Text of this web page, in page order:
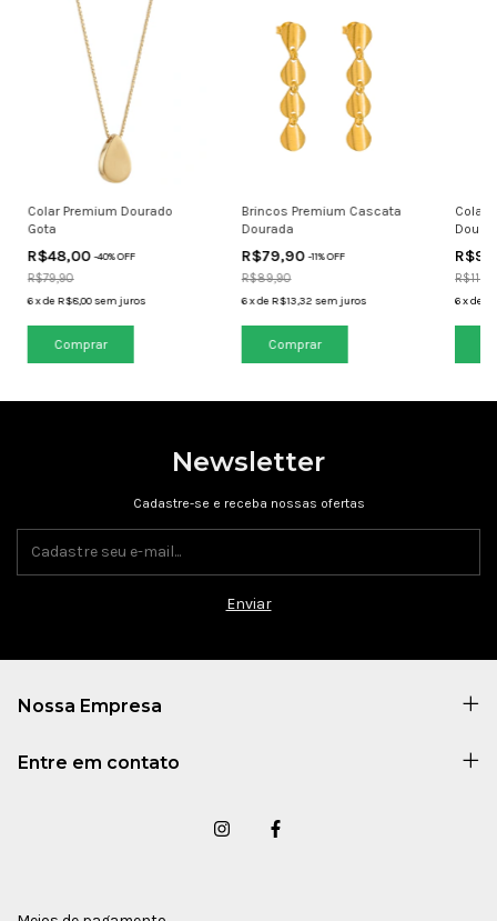
Colar Premium Dourado
Gota
R$48,00-40% OFF
R$79,90
6xdeR$8,00sem juros
Brincos Premium Cascata
Dourada
R$79,90-11% OFF
R$89,90
6xdeR$13,32 sem juros
Colar
6xde
Newsletter
Cadastre-se e receba nossas ofertas
Nossa Empresa
Entre em contato